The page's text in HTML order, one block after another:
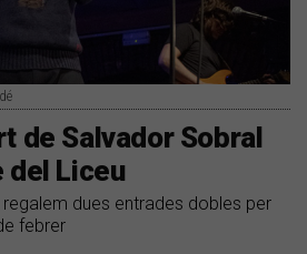
de Salvador Sobral
del Liceu
regalem dues entrades dobles per
febrer